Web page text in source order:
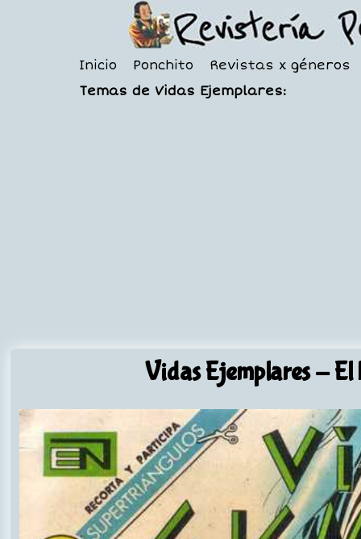
Inicio Ponchito
Revistas x géneros
Temas de Vidas Ejemplares:
Vidas Ejemplares- El